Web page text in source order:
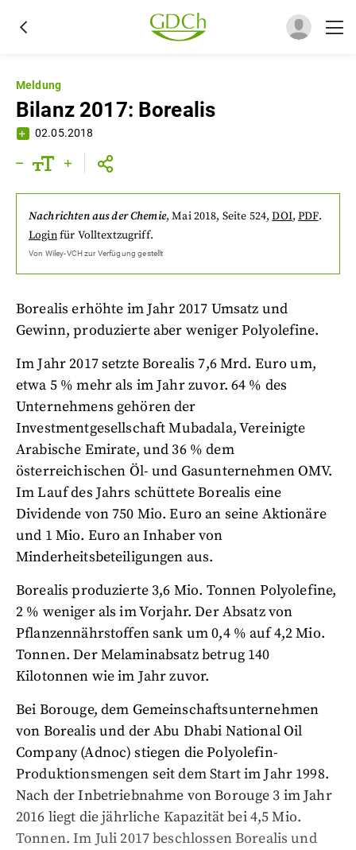
Meldung
Bilanz 2017: Borealis
02.05.2018
Nachrichten aus der Chemie,Mai 2018, Seite 524,DOI,PDF.
Loginfür Volltextzugriff.
Von Wiley-VCHzur Verfügung gestellt
Borealis erhöhte im Jahr 2017 Umsatz und
Gewinn, produzierte aber weniger Polyolefine.
Im Jahr 2017 setzte Borealis 7,6 Mrd. Euro um,
etwa 5 % mehr als im Jahr zuvor. 64 % des
Unternehmens gehören der
Investmentgesellschaft Mubadala, Vereinigte
Arabische Emirate, und 36 % dem
österreichischen Öl- und Gasunternehmen OMV.
Im Lauf des Jahrs schüttete Borealis eine
Dividende von 750 Mio. Euro an seine Aktionäre
und 1 Mio. Euro an Inhaber von
Minderheitsbeteiligungen aus.
Borealis produzierte 3,6 Mio. Tonnen Polyolefine,
2 % weniger als im Vorjahr. Der Absatz von
Pflanzennährstoffen sank um 0,4 % auf 4,2 Mio.
Tonnen. Der Melaminabsatz betrug 140
Kilotonnen wie im Jahr zuvor.
Bei Borouge, dem Gemeinschaftsunternehmen
von Borealis und der Abu Dhabi National Oil
Company (Adnoc) stiegen die Polyolefin-
Produktionsmengen seit dem Start im Jahr 1998.
Nach der Inbetriebnahme von Borouge 3 im Jahr
2016 liegt die jährliche Kapazität bei 4,5 Mio.
Tonnen. Im Juli 2017 beschlossen Borealis und